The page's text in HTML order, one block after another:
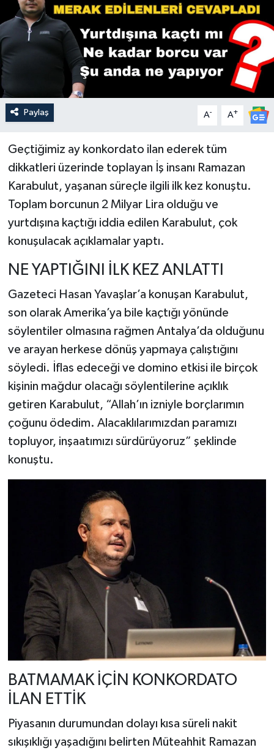
Paylaş A- A+
Geçtiğimiz ay konkordato ilan ederek tüm
dikkatleri üzerinde toplayan İş insanı Ramazan
Karabulut, yaşanan süreçle ilgili ilk kez konuştu.
Toplam borcunun 2 Milyar Lira olduğu ve
yurtdışına kaçtığı iddia edilen Karabulut, çok
konuşulacak açıklamalar yaptı.
NE YAPTIĞINI İLK KEZ ANLATTI
Gazeteci Hasan Yavaşlar’a konuşan Karabulut,
son olarak Amerika’ya bile kaçtığı yönünde
söylentiler olmasına rağmen Antalya’da olduğunu
ve arayan herkese dönüş yapmaya çalıştığını
söyledi. İflas edeceği ve domino etkisi ile birçok
kişinin mağdur olacağı söylentilerine açıklık
getiren Karabulut, “Allah’ın izniyle borçlarımın
çoğunu ödedim. Alacaklılarımızdan paramızı
topluyor, inşaatımızı sürdürüyoruz” şeklinde
konuştu.
BATMAMAK İÇİN KONKORDATO
İLAN ETTİK
Piyasanın durumundan dolayı kısa süreli nakit
sıkışıklığı yaşadığını belirten Müteahhit Ramazan
Resmi İlan
Sağlık & Yaşam
Spor